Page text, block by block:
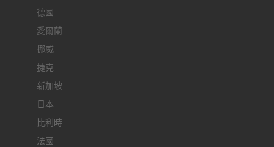
德國
愛爾蘭
挪威
捷克
新加坡
日本
比利時
法國